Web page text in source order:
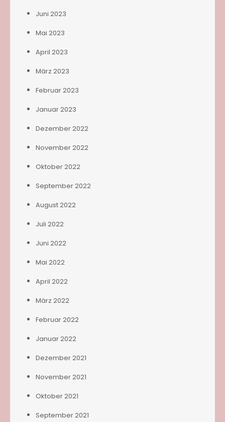
Juni 2023
Mai 2023
April 2023
März 2023
Februar 2023
Januar 2023
Dezember 2022
November 2022
Oktober 2022
September 2022
August 2022
Juli 2022
Juni 2022
Mai 2022
April 2022
März 2022
Februar 2022
Januar 2022
Dezember 2021
November 2021
Oktober 2021
September 2021